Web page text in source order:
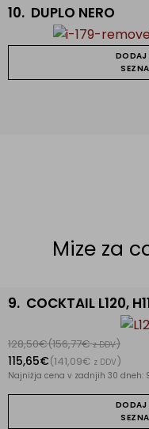
10. DUPLO NERO
DODAJ
Mize za
9. COCKTAIL L120,
128,50€(156,77€z DDV)
115,65€(141,09€ z DDV)
Najnižja cena v zadnjih 30 dneh:
DODAJ